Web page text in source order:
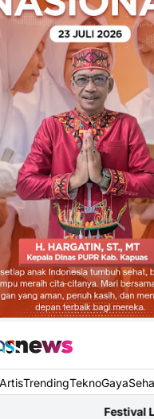
ArtisTrendingTeknoGaya
Literasi Kapuas